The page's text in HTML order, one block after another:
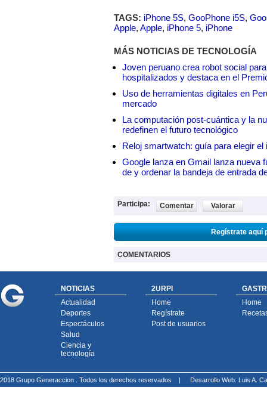
TAGS: iPhone 5S, GooPhone i5S,
Apple, Apple, iPhone 5, iPhone
MÁS NOTICIAS DE TECNOLOGÍA
Joven peruano crea robot social
hospitalizados y destaca en el
Uso de herramientas digitales en
mercado
La computación post-cuántica y la
redefinen el futuro tecnológico
Reloj smartwatch: guía para elegir el
Google lanza en Gmail lanza nueva
de y ordenar la bandeja de entrada
Participa: Comentar Valorar
Regístrate aquí
COMENTARIOS
NOTICIAS
Actualidad
Deportes
Espectáculos
Salud
Ciencia y
tecnología
2URPI
Home
Regístrate
Post de usuarios
Home
2018 Grupo Generaccion . Todos los derechos reservados | Desarrollo Web: Luis